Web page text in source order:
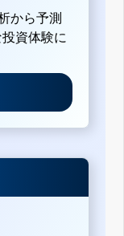
から予測
資体験に